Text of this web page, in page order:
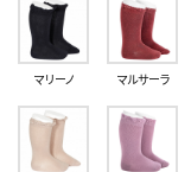
マリーノ マルサーラ